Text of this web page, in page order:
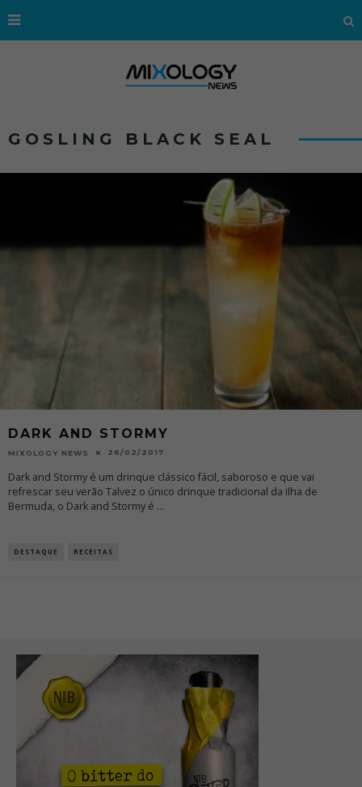
GOSLING BLACK SEAL
DARK AND STORMY
MIXOLOGY NEWS 26/02/2017
Dark and Stormy é um drinque clássico fácil, saboroso e que vai
refrescar seu verão Talvez o único drinque tradicional da ilha de
Bermuda, o Dark and Stormy é ...
DESTAQUE RECEITAS